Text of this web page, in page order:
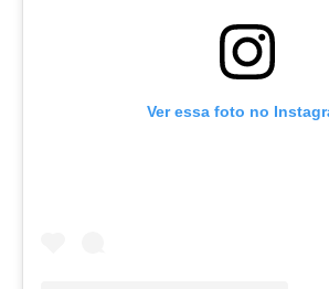
Ver essa foto no